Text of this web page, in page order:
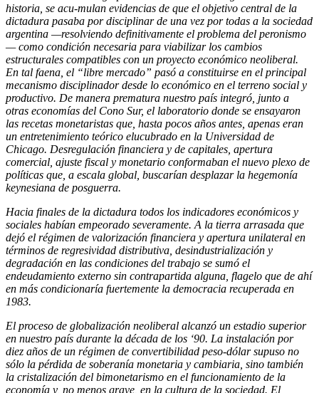
historia, se acu-mulan evidencias de que el objetivo central de la
dictadura pasaba por disciplinar de una vez por todas a la sociedad
argentina —resolviendo definitivamente el problema del peronismo
— como condición necesaria para viabilizar los cambios
estructurales compatibles con un proyecto económico neoliberal.
En tal faena, el “libre mercado” pasó a constituirse en el principal
mecanismo disciplinador desde lo económico en el terreno social y
productivo. De manera prematura nuestro país integró, junto a
otras economías del Cono Sur, el laboratorio donde se ensayaron
las recetas monetaristas que, hasta pocos años antes, apenas eran
un entretenimiento teórico elucubrado en la Universidad de
Chicago. Desregulación financiera y de capitales, apertura
comercial, ajuste fiscal y monetario conformaban el nuevo plexo de
políticas que, a escala global, buscarían desplazar la hegemonía
keynesiana de posguerra.
Hacia finales de la dictadura todos los indicadores económicos y
sociales habían empeorado severamente. A la tierra arrasada que
dejó el régimen de valorización financiera y apertura unilateral en
términos de regresividad distributiva, desindustrialización y
degradación en las condiciones del trabajo se sumó el
endeudamiento externo sin contrapartida alguna, flagelo que de ahí
en más condicionaría fuertemente la democracia recuperada en
1983.
El proceso de globalización neoliberal alcanzó un estadio superior
en nuestro país durante la década de los ‘90. La instalación por
diez años de un régimen de convertibilidad peso-dólar supuso no
sólo la pérdida de soberanía monetaria y cambiaria, sino también
la cristalización del bimonetarismo en el funcionamiento de la
economía y, no menos grave, en la cultura de la sociedad. El